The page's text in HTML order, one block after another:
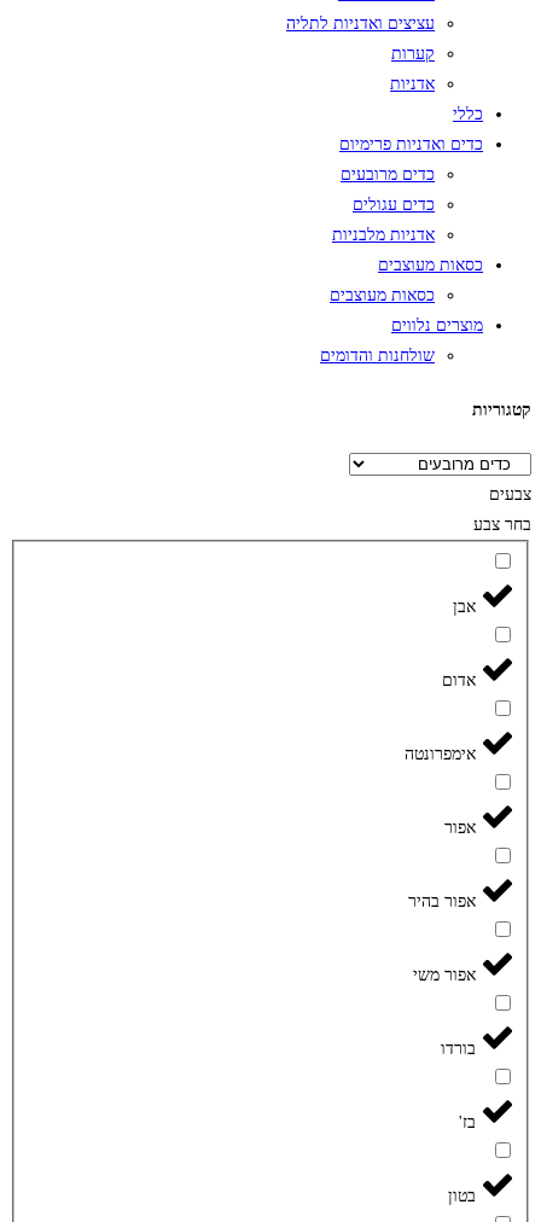
עציצים ואדניות לתליה
קערות
אדניות
כללי
כדים ואדניות פרימיום
כדים מרובעים
כדים עגולים
אדניות מלבניות
כסאות מעוצבים
כסאות מעוצבים
מוצרים נלווים
שולחנות והדומים
קטגוריות
צבעים
בחר צבע
אבן
אדום
אימפרונטה
אפור
אפור בהיר
אפור משי
בורדו
בז'
בטון